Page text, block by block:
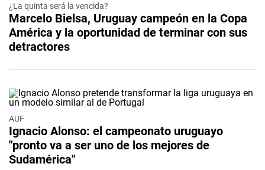
¿La quinta será la vencida?
Marcelo Bielsa, Uruguay campeón en la Copa
América y la oportunidad de terminar con sus
detractores
AUF
Ignacio Alonso: el campeonato uruguayo
"pronto va a ser uno de los mejores de
Sudamérica"